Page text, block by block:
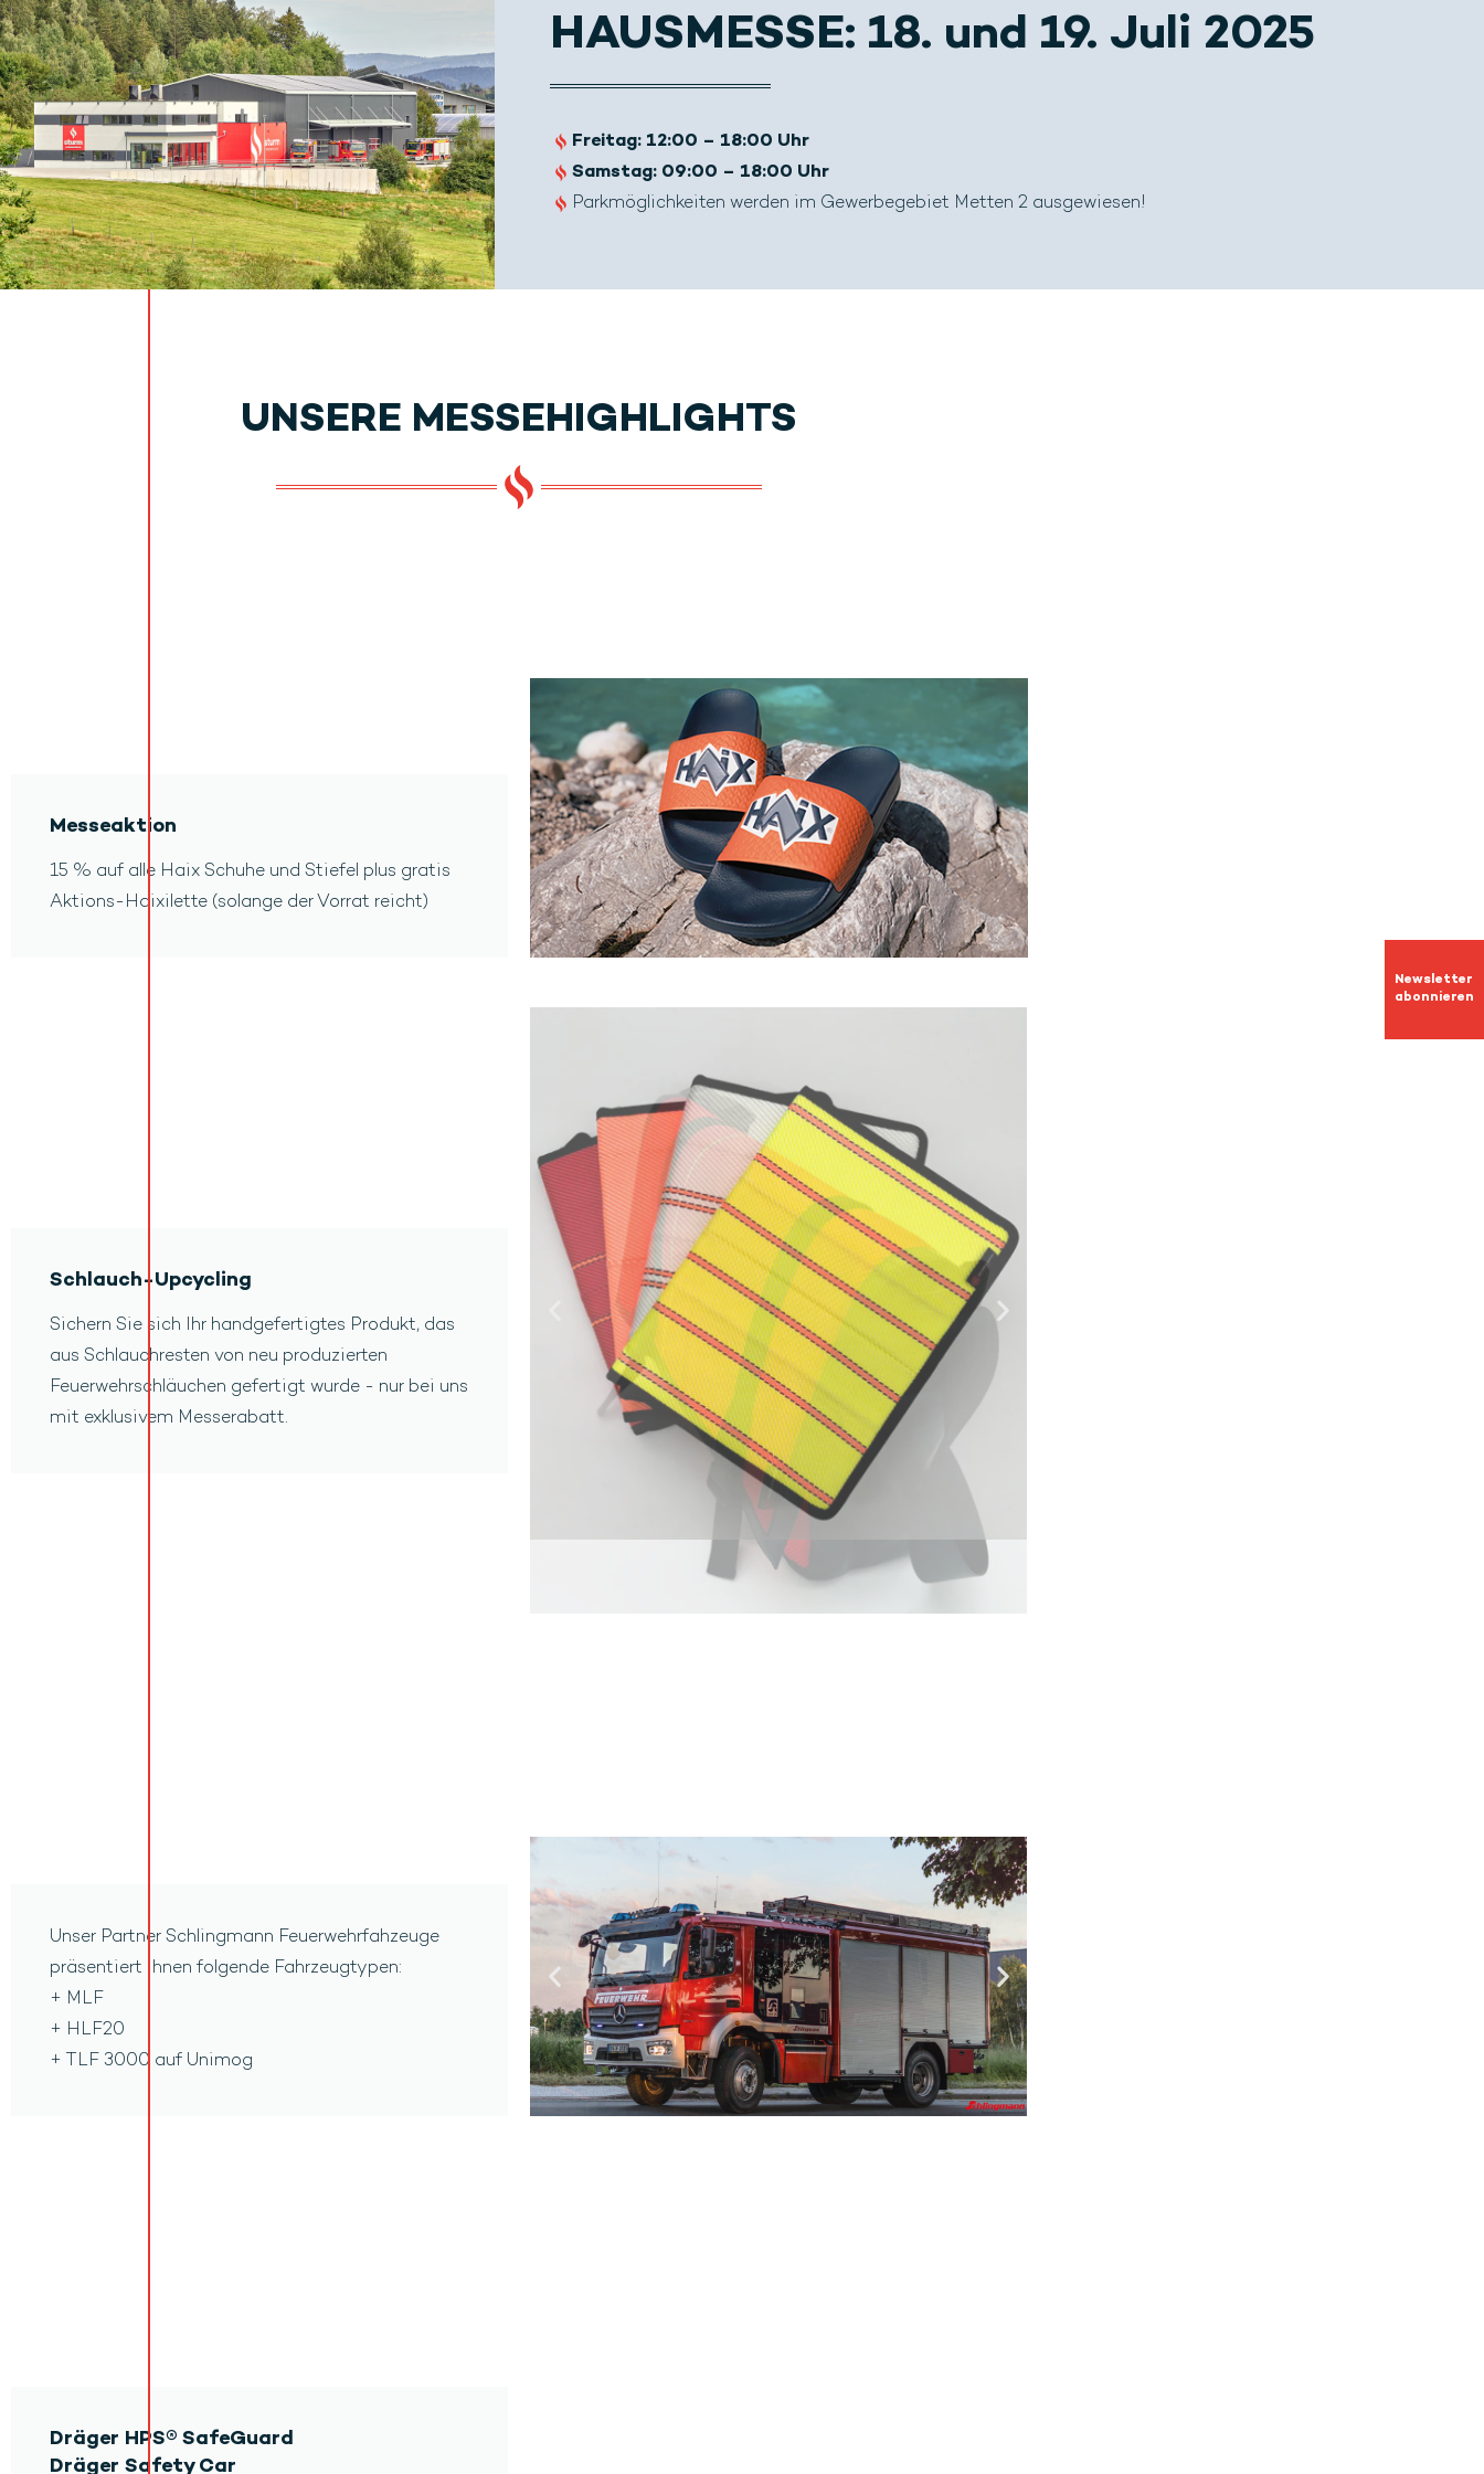
HAUSMESSE: 18. und 19. Juli 2025
Freitag: 12:00 – 18:00 Uhr
Samstag: 09:00 – 18:00 Uhr
Parkmöglichkeiten werden im Gewerbegebiet Metten 2 ausgewiesen!
UNSERE MESSEHIGHLIGHTS
Messeaktion
15 % auf alle Haix Schuhe und Stiefel plus gratis
Aktions-Haixilette (solange der Vorrat reicht)
Schlauch-Upcycling
Sichern Sie sich Ihr handgefertigtes Produkt, das
aus Schlauchresten von neu produzierten
Feuerwehrschläuchen gefertigt wurde - nur bei uns
mit exklusivem Messerabatt.
Unser Partner Schlingmann Feuerwehrfahzeuge
präsentiert Ihnen folgende Fahrzeugtypen:
+ MLF
+ HLF20
+ TLF 3000 auf Unimog
Dräger HPS® SafeGuard
Dräger Safety Car
Newsletter
abonnieren